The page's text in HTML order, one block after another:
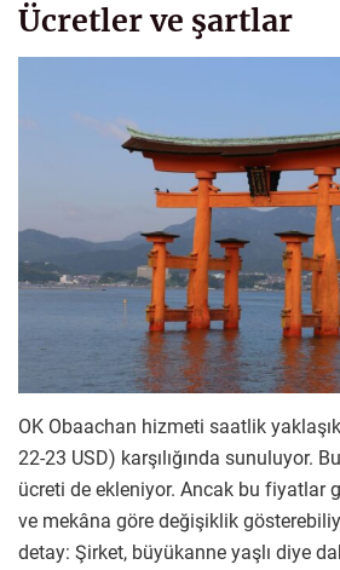
Ücretler ve şartlar
OK Obaachan hizmeti saatlik
22-23 USD) karşılığında sunuluyor.
ücreti de ekleniyor. Ancak bu fiyatlar
ve mekâna göre değişiklik
detay: Şirket, büyükanne yaşlı diye